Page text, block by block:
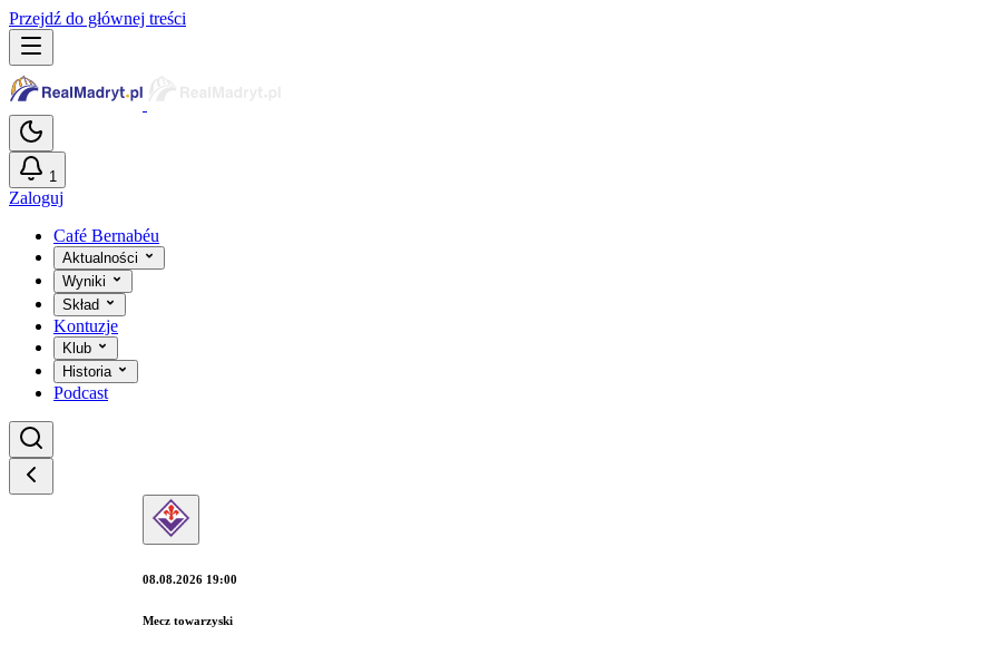
Przejdź do głównej treści
1
Zaloguj
Café Bernabéu
Aktualności
Wyniki
Skład
Kontuzje
Klub
Historia
Podcast
08.08.2026 19:00
Mecz towarzyski